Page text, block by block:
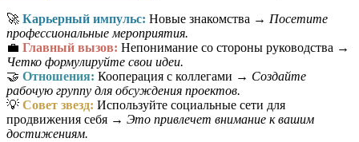
🚀 Карьерный импульс: Новые знакомства → Посетите
профессиональные мероприятия.
💼 Главный вызов: Непонимание со стороны руководства →
Четко формулируйте свои идеи.
🤝 Отношения: Кооперация с коллегами → Создайте
рабочую группу для обсуждения проектов.
💡 Совет звезд: Используйте социальные сети для
продвижения себя → Это привлечет внимание к вашим
достижениям.